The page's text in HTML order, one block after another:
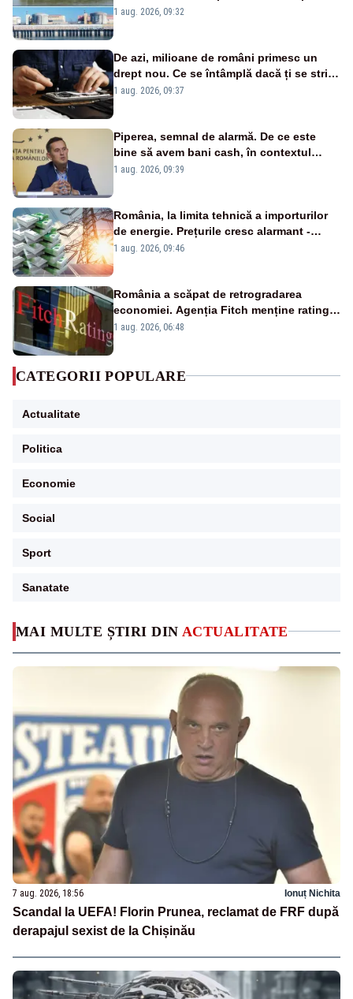
MAI MULTE ȘTIRI DIN ACTUALITATE
7 aug. 2026, 18:56 Ionuț Nichita
Scandal la UEFA! Florin Prunea, reclamat de FRF după
derapajul sexist de la Chișinău
în pericol Centrala Cernavodă era
1 aug. 2026, 09:32
De azi, milioane de români primesc un
drept nou. Ce se întâmplă dacă ți se strică
un produs
1 aug. 2026, 09:37
Piperea, semnal de alarmă. De ce este
bine să avem bani cash, în contextul
alertei energetice?
1 aug. 2026, 09:39
România, la limita tehnică a importurilor
de energie. Prețurile cresc alarmant -
Analiză Realitatea Plus
1 aug. 2026, 09:46
România a scăpat de retrogradarea
economiei. Agenția Fitch menține ratingul
„BBB-” cu perspectivă negativă
1 aug. 2026, 06:48
CATEGORII POPULARE
Actualitate
Politica
Economie
Social
Sport
Sanatate